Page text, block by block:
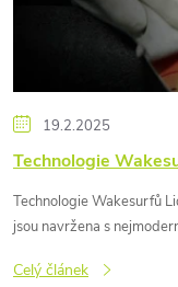
s
č
l
á
19.2.2025
Technologie
Technologie Wakesurfů
jsou navržena s
Celý článek